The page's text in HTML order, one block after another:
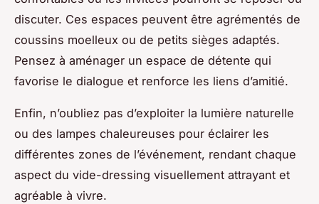
discuter. Ces espaces peuvent être agrémentés de
coussins moelleux ou de petits sièges adaptés.
Pensez à aménager un espace de détente qui
favorise le dialogue et renforce les liens d’amitié.
Enfin, n’oubliez pas d’exploiter la lumière naturelle
ou des lampes chaleureuses pour éclairer les
différentes zones de l’événement, rendant chaque
aspect du vide-dressing visuellement attrayant et
agréable à vivre.